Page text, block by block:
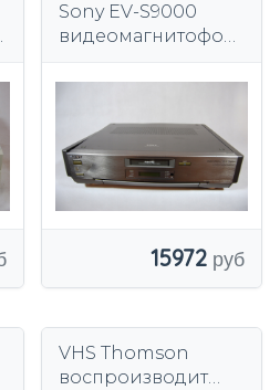
Sony EV-S9000
видеомагнитофон
15972
VHS Thomson
воспроизводит